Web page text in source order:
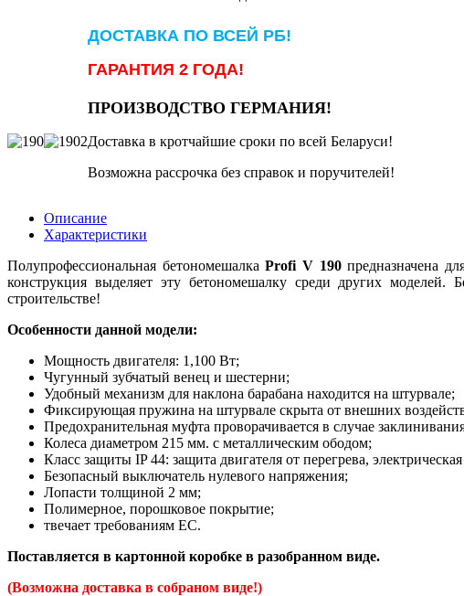
ДОСТАВКА ПО ВСЕЙ РБ!
ГАРАНТИЯ 2 ГОДА!
ПРОИЗВОДСТВО ГЕРМАНИЯ!
Доставка в кротчайшие сроки по всей Беларуси!
Возможна рассрочка без справок и поручителей!
Описание
Характеристики
Полупрофессиональная бетономешалкаProfi V 190предназначена
конструкция выделяет эту бетономешалку среди других
строительстве!
Особенности данной модели:
Мощность двигателя: 1,100 Вт;
Чугунный зубчатый венец и шестерни;
Удобный механизм для наклона барабана находится на штурвале;
Фиксирующая пружина на штурвале скрыта от внешних
Предохранительная муфта проворачивается в случае
Колеса диаметром 215 мм. с металлическим ободом;
Класс защиты IP 44: защита двигателя от перегрева,
Безопасный выключатель нулевого напряжения;
Лопасти толщиной 2 мм;
Полимерное, порошковое покрытие;
твечает требованиям ЕС.
Поставляется в картонной коробке в разобранном виде.
(Возможна доставка в собраном виде!)